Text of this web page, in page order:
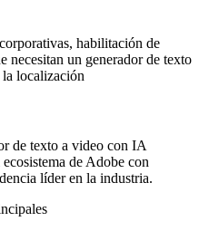
habilitación de
necesitan un generador de texto
localización
de texto a video con IA
de Adobe con
líder en la industria.